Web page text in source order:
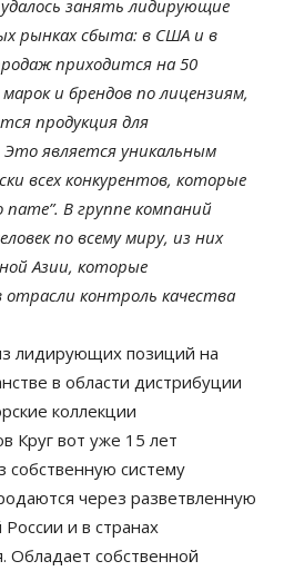
занять лидирующие
рынках сбыта: в США и в
приходится на 50
и брендов по лицензиям,
продукция для
является уникальным
всех конкурентов, которые
В группе компаний
по всему миру, из них
Азии, которые
контроль качества
лидирующих позиций на
в области дистрибуции
коллекции
Круг вот уже 15 лет
собственную систему
через разветвленную
и в странах
Обладает собственной